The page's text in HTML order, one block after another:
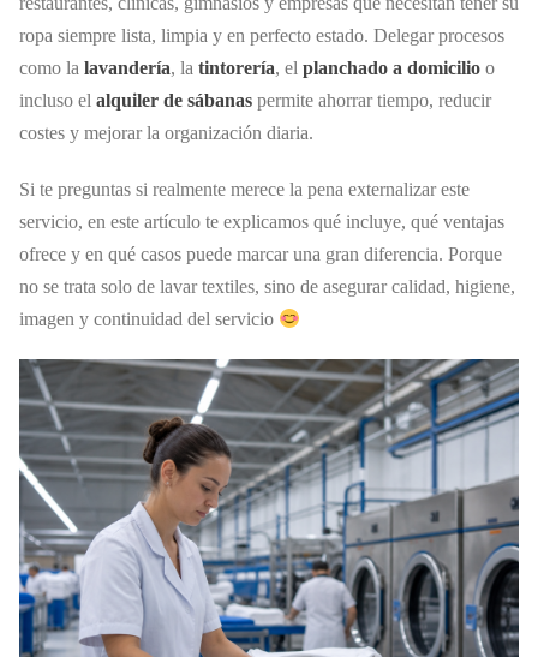
ropa siempre lista, limpia y en perfecto estado. Delegar procesos
como la lavandería, la tintorería, el planchado a domicilio o
incluso el alquiler de sábanas permite ahorrar tiempo, reducir
costes y mejorar la organización diaria.
Si te preguntas si realmente merece la pena externalizar este
servicio, en este artículo te explicamos qué incluye, qué ventajas
ofrece y en qué casos puede marcar una gran diferencia. Porque
no se trata solo de lavar textiles, sino de asegurar calidad, higiene,
imagen y continuidad del servicio